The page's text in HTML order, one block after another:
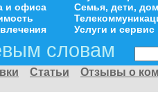
и офиса
Семья, дети,
Услуги и сервис
словам
Статьи
Отзывы о